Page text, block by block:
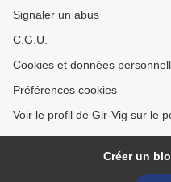
Signaler un abus
C.G.U.
Cookies et données
Préférences cookies
Voir le profil de Gir-Vig sur le
Créer un